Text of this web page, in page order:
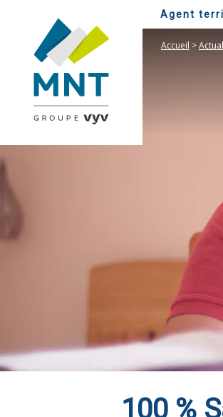
Agent
Accueil >
100 %